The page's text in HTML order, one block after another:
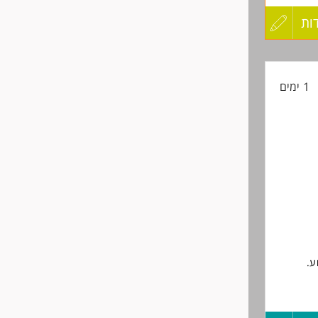
עדכון
1 ימים